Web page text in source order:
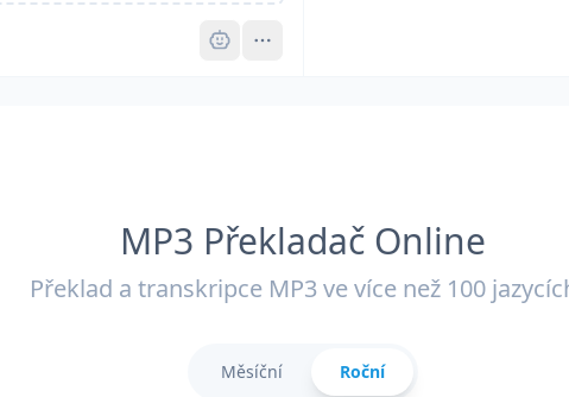
MP3 Překladač Online
Překlad a transkripce MP3 ve více než 100
Měsíční Roční